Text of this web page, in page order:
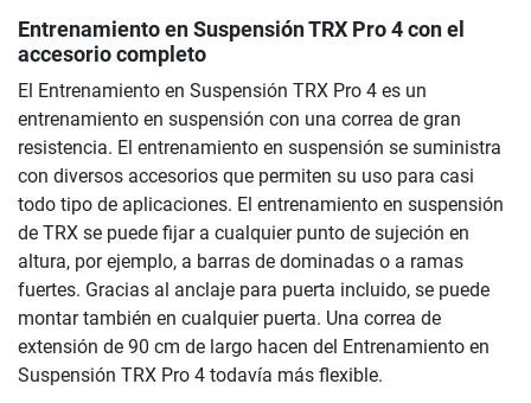
Entrenamiento en Suspensión TRX Pro 4 con el
accesorio completo
El Entrenamiento en Suspensión TRX Pro 4 es un
entrenamiento en suspensión con una correa de gran
resistencia. El entrenamiento en suspensión se suministra
con diversos accesorios que permiten su uso para casi
todo tipo de aplicaciones. El entrenamiento en suspensión
de TRX se puede fijar a cualquier punto de sujeción en
altura, por ejemplo, a barras de dominadas o a ramas
fuertes. Gracias al anclaje para puerta incluido, se puede
montar también en cualquier puerta. Una correa de
extensión de 90 cm de largo hacen del Entrenamiento en
Suspensión TRX Pro 4 todavía más flexible.